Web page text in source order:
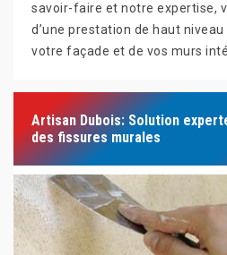
savoir-faire et notre expertise,
d’une prestation de haut
votre façade et de vos murs
Artisan Dubois: Solution
des fissures murales